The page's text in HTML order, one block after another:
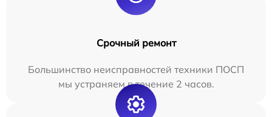
Срочный ремонт
Большинство неисправностей техники ПОСП
мы устраняем в течение 2 часов.